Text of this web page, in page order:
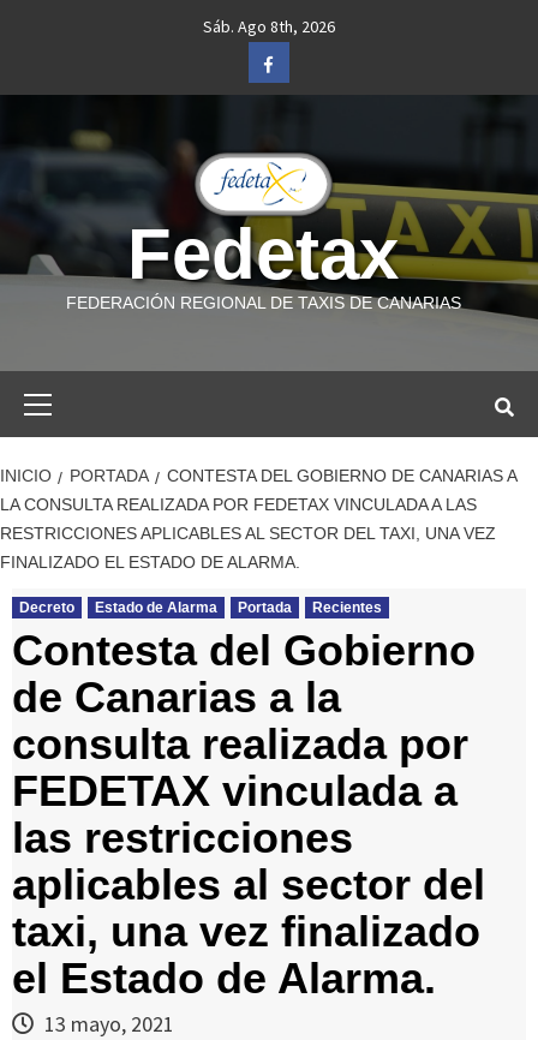
Sáb. Ago 8th, 2026
Facebook
Fedetax
FEDERACIÓN REGIONAL DE TAXIS DE CANARIAS
INICIO PORTADA
CONTESTA DEL GOBIERNO DE CANARIAS A
LA CONSULTA REALIZADA POR FEDETAX VINCULADA A LAS
RESTRICCIONES APLICABLES AL SECTOR DEL TAXI, UNA VEZ
FINALIZADO EL ESTADO DE ALARMA.
Decreto Estado de Alarma Portada Recientes
Contesta del Gobierno
de Canarias a la
consulta realizada por
FEDETAX vinculada a
las restricciones
aplicables al sector del
taxi, una vez finalizado
el Estado de Alarma.
13 mayo, 2021